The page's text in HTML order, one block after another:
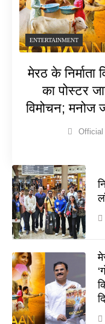
ENTERTAINMENT
मेरठ के निर्माता
का पोस्टर
विमोचन; मनोज
Official